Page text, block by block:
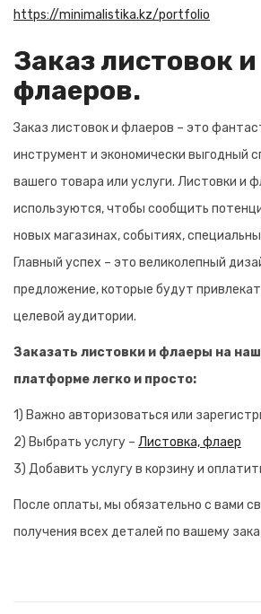
https://minimalistika.kz/portfolio
Заказ листовок и
флаеров.
Заказ листовок и флаеров – это
инструмент и экономически выгодный
вашего товара или услуги. Листовки и
используются, чтобы сообщить
новых магазинах, событиях,
Главный успех – это великолепный
предложение, которые будут
целевой аудитории.
Заказать листовки и флаеры на
платформе легко и просто:
1) Важно авторизоваться или
2) Выбрать услугу – Листовка, флаер
3) Добавить услугу в корзину и
После оплаты, мы обязательно с вами
получения всех деталей по вашему